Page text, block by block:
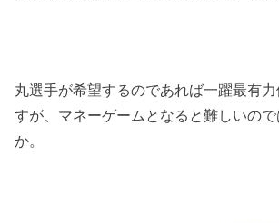
丸選手が希望するのであれば一躍最有力
すが、マネーゲームとなると難しいので
か。